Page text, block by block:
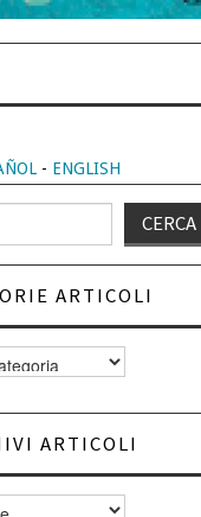
- ENGLISH
ARTICOLI
ARTICOLI